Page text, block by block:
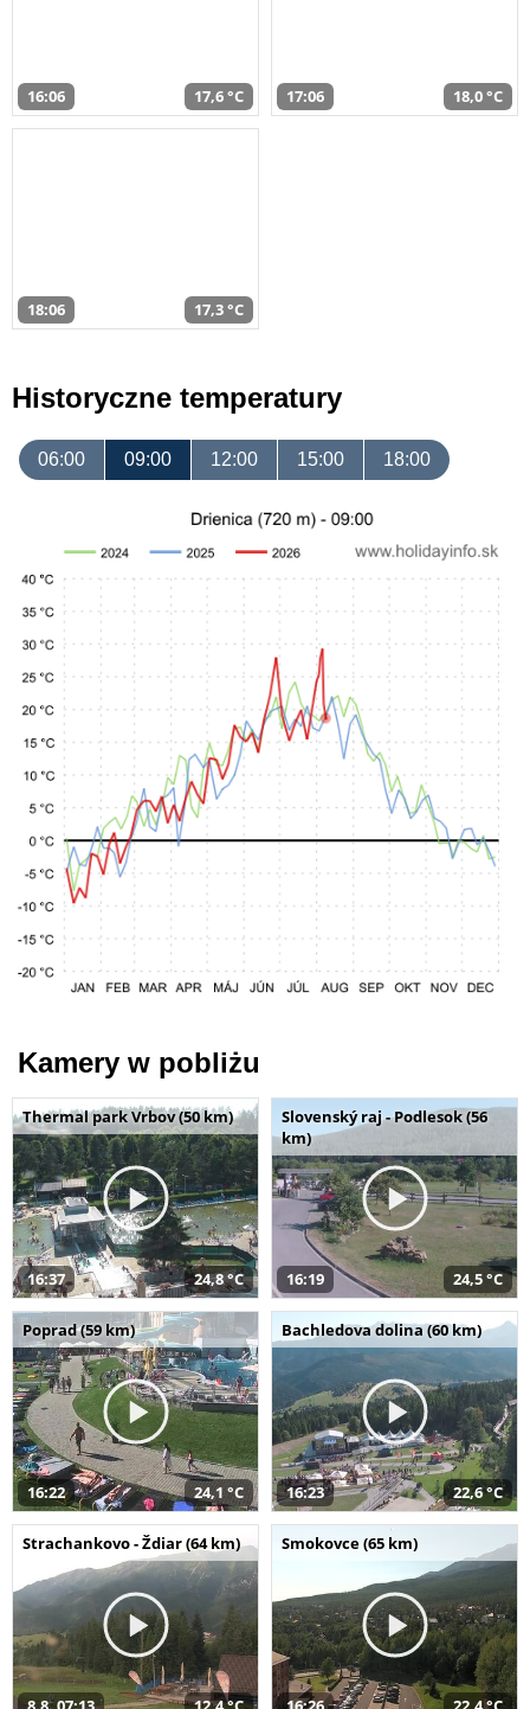
16:06 17,6 °C 17:06 18,0 °C
18:06 17,3 °C
Historyczne temperatury
06:00 09:00 12:00 15:00 18:00
Kamery w pobliżu
Thermal park Vrbov (50 km)
16:37 24,8 °C
Slovenský raj - Podlesok (56
km)
16:19 24,5 °C
Poprad (59 km)
16:22 24,1 °C
Bachledova dolina (60 km)
16:23 22,6 °C
Strachankovo - Ždiar (64 km) Smokovce (65 km)